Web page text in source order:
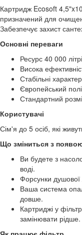
Картридж Ecosoft
призначений для
Забезпечує захист
Основні переваги
Ресурс 40 000
Висока
Стабільні
Європейський
Стандартний
Користувачі
Сім'я до 5 осіб, які
Що зміниться з
Ви будете з
воді.
Форсунки душової
Ваша система
довше.
Картриджі у
замінювати рідше.